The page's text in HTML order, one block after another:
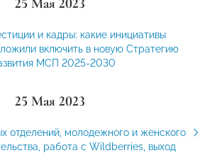
25 Мая 2023
и кадры: какие инициативы
включить в новую Стратегию
МСП 2025-2030
25 Мая 2023
отделений, молодежного и женского
работа с Wildberries, выход